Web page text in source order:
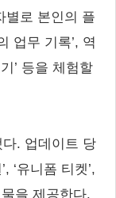
별로 본인의 플
업무 기록’, 역
’ 등을 체험할
. 업데이트 당
‘유니폼 티켓’,
을 제공한다.